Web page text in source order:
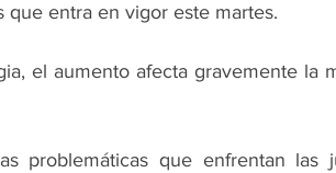
que entra en vigor este martes.
el aumento afecta gravemente la
problemáticas que enfrentan las